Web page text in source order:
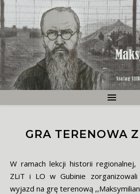
GRA TERENOWA
W ramach lekcji historii regionalnej, nauczyciele historii z
ZLiT i LO w Gubinie
wyjazd na grę terenową